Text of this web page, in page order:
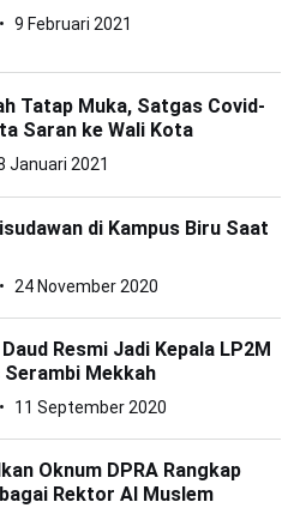
9 Februari 2021
Tatap Muka, Satgas Covid-
Saran ke Wali Kota
Januari 2021
di Kampus Biru Saat
24 November 2020
Resmi Jadi Kepala LP2M
Mekkah
11 September 2020
Oknum DPRA Rangkap
Rektor Al Muslem